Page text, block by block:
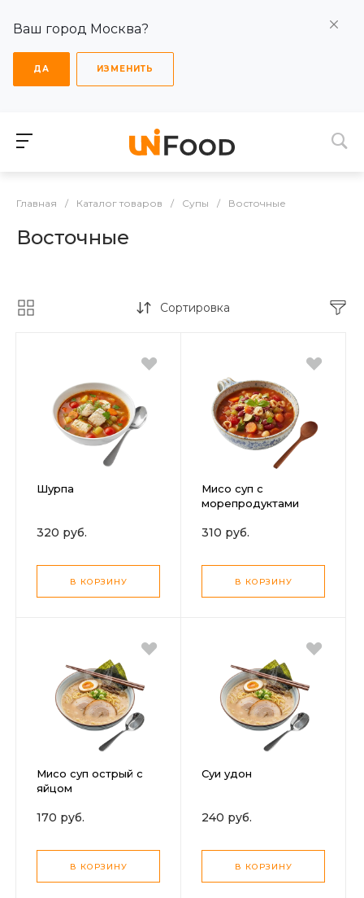
Ваш город Москва?
ДА ИЗМЕНИТЬ
Главная / Каталог товаров / Супы / Восточные
Восточные
Сортировка
Шурпа
320 руб.
В КОРЗИНУ
Мисо суп с
морепродуктами
310 руб.
В КОРЗИНУ
Мисо суп острый с
яйцом
170 руб.
В КОРЗИНУ
Суи удон
240 руб.
В КОРЗИНУ